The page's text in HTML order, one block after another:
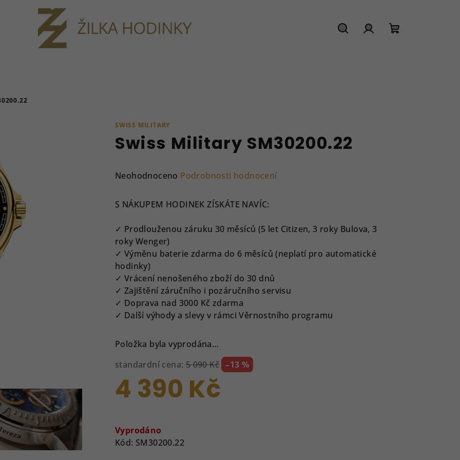
SWISS MILITARY
Swiss Military SM30200.22
Průměrné
produktu
0,0
5
hvězdiček.
Neohodnoceno Podrobnosti hodnocení
S NÁKUPEM HODINEK ZÍSKÁTE NAVÍC:
✓ Prodlouženou záruku 30 měsíců (5 let Citizen, 3 roky Bulova, 3
roky Wenger)
✓ Výměnu baterie zdarma do 6 měsíců (neplatí pro automatické
hodinky)
✓ Vrácení nenošeného zboží do 30 dnů
✓ Zajištění záručního i pozáručního servisu
✓ Doprava nad 3000 Kč zdarma
✓ Další výhody a slevy v rámci Věrnostního programu
Položka byla vyprodána…
standardní cena: 5 090 Kč –13 %
4 390 Kč
cena:
Vyprodáno
Kód: SM30200.22